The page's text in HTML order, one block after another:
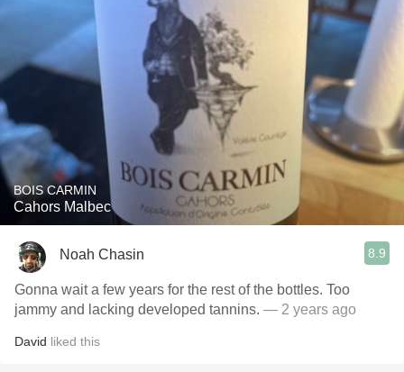
BOIS CARMIN
Cahors Malbec
Noah Chasin 8.9
Gonna wait a few years for the rest of the bottles. Too
jammy and lacking developed tannins. — 2 years ago
David liked this